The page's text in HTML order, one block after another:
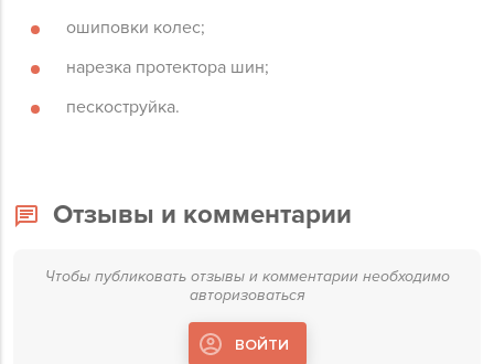
ошиповки колес;
нарезка протектора шин;
пескоструйка.
Отзывы и комментарии
Чтобы публиковать отзывы и комментарии необходимо
авторизоваться
ВОЙТИ